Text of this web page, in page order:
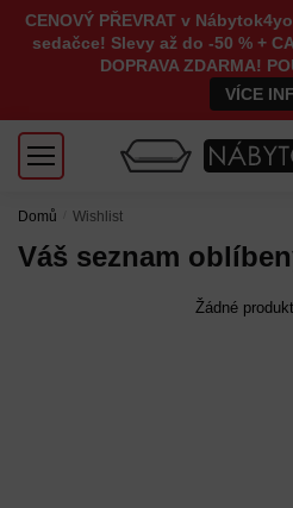
CENOVÝ PŘEVRAT v
sedačce! Slevy až do -50 % +
DOPRAVA ZDARMA!
VÍCE
Domů Wishlist
Váš seznam
Žádné